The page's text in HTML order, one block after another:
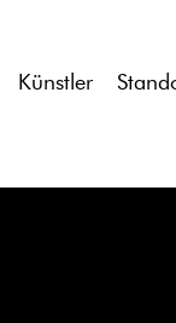
Künstler